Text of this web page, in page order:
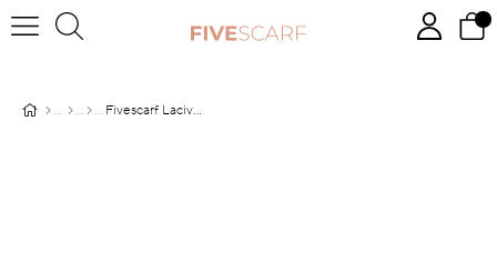
Fivescarf Lacivert Labirent Desen Deluxe Devore Şal